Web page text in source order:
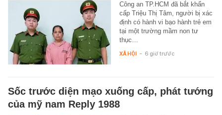
Công an TP.HCM đã bắt khẩn
cấp Triệu Thị Tâm, người bị xác
định có hành vi bạo hành trẻ em
tại một trường mầm non tư
thục…
XÃ HỘI - 6 giờ trước
Sốc trước diện mạo xuống cấp, phát tướng
của mỹ nam Reply 1988